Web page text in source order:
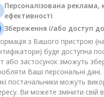
Персоналізована реклама,
ефективності
Збереження і/або доступ
з Вашого пристрою
буде доступна
або застосунок зможуть
Ваші персональні дані.
постачальники можуть
Ви можете змінити свій